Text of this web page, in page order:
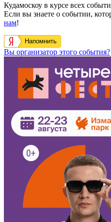
Кудамоскоу в курсе всех
Если вы знаете о событии,
нам!
Напомнить
Вы организатор этого события?